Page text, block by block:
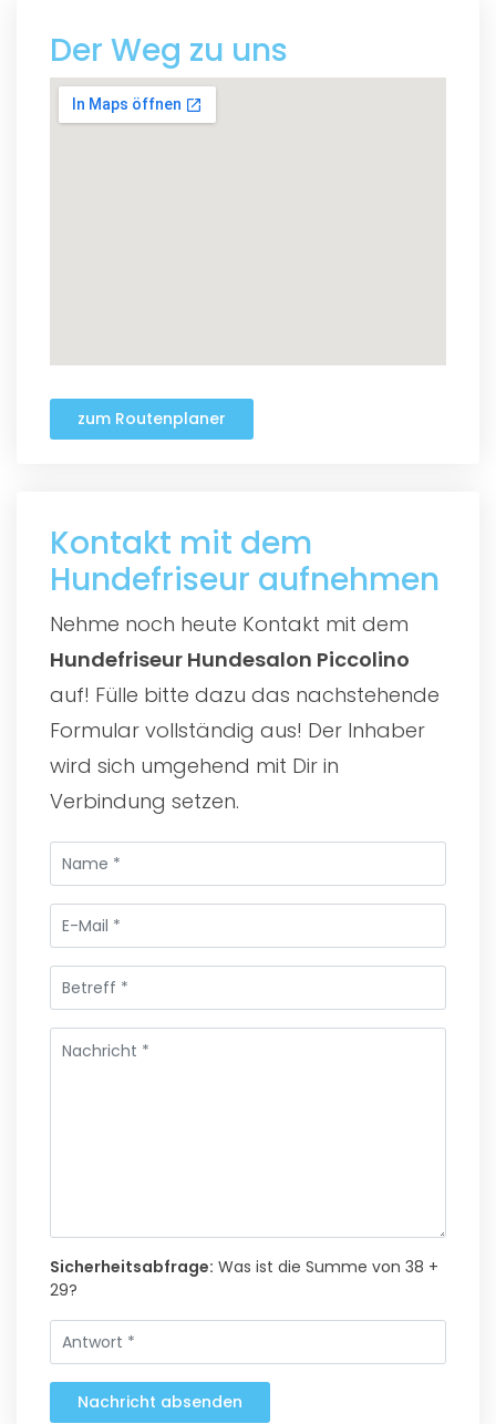
Der Weg zu uns
zum Routenplaner
Kontakt mit dem
Hundefriseur aufnehmen
Nehme noch heute Kontakt mit dem
Hundefriseur Hundesalon Piccolino
auf! Fülle bitte dazu das nachstehende
Formular vollständig aus! Der Inhaber
wird sich umgehend mit Dir in
Verbindung setzen.
Sicherheitsabfrage: Was ist die Summe von 38 +
29?
Nachricht absenden